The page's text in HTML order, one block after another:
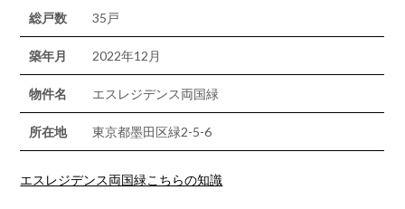
総戸数 35戸
築年月 2022年12月
物件名 エスレジデンス両国緑
所在地 東京都墨田区緑2-5-6
エスレジデンス両国緑こちらの知識